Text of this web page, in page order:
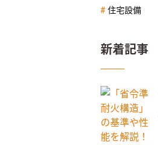
住宅設備
新着記事